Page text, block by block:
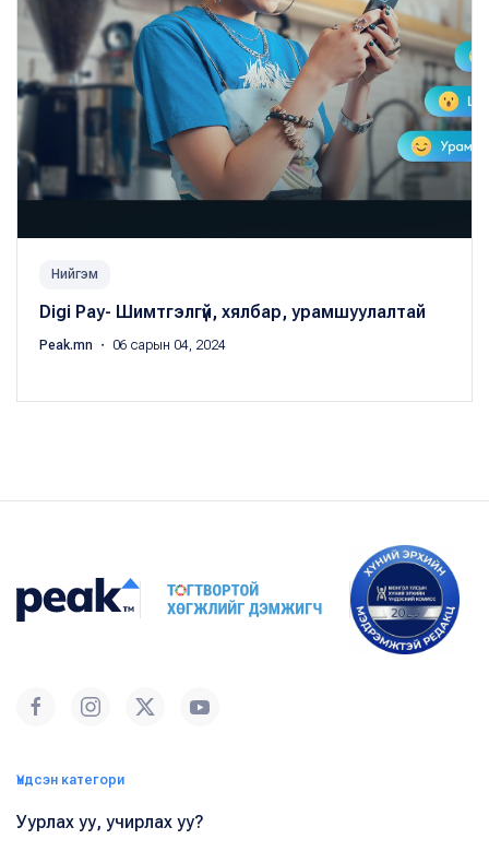
Нийгэм
Digi Pay- Шимтгэлгүй, хялбар, урамшуулалтай
Peak.mn ・ 06 сарын 04, 2024
Үндсэн категори
Уурлах уу, учирлах уу?